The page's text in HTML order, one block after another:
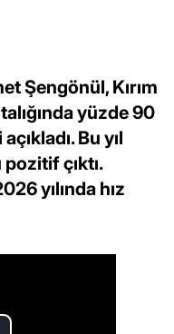
Şengönül, Kırım
yüzde 90
Bu yıl
çıktı.
yılında hız